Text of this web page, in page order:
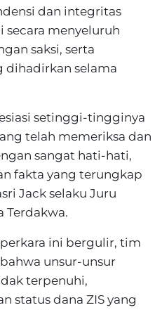
dan integritas
menyeluruh
saksi, serta
dihadirkan selama
setinggi-tingginya
telah memeriksa dan
sangat hati-hati,
fakta yang terungkap
Jack selaku Juru
Terdakwa.
ini bergulir, tim
unsur-unsur
terpenuhi,
status dana ZIS yang